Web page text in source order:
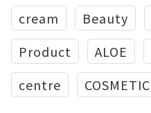
cream Beauty
Product
ALOE
centre
COSMETIC